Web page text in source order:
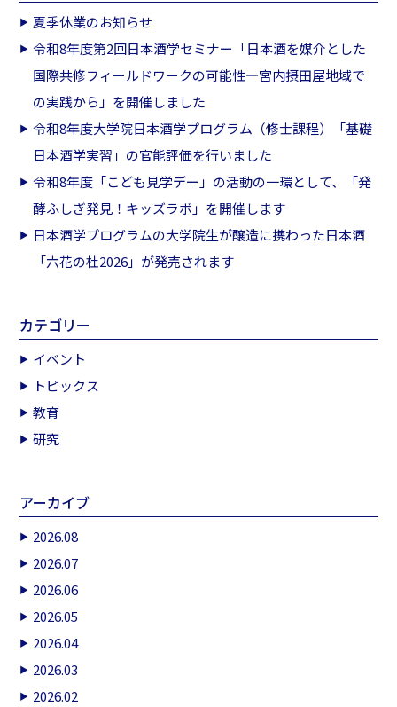
夏季休業のお知らせ
令和8年度第2回日本酒学セミナー「日本酒を媒介とした
国際共修フィールドワークの可能性―宮内摂田屋地域で
の実践から」を開催しました
令和8年度大学院日本酒学プログラム（修士課程）「基礎
日本酒学実習」の官能評価を行いました
令和8年度「こども見学デー」の活動の一環として、「発
酵ふしぎ発見！キッズラボ」を開催します
日本酒学プログラムの大学院生が醸造に携わった日本酒
「六花の杜2026」が発売されます
カテゴリー
イベント
トピックス
教育
研究
アーカイブ
2026.08
2026.07
2026.06
2026.05
2026.04
2026.03
2026.02